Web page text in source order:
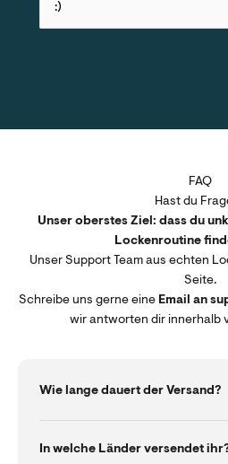
:)
FAQ
Hast du
Unser oberstes Ziel: dass du
Lockenroutine
Unser Support Team aus echten
Seite.
Schreibe uns gerne eine Email an
wir antworten dir innerhalb
Wie lange dauert der Versand?
In welche Länder versendet